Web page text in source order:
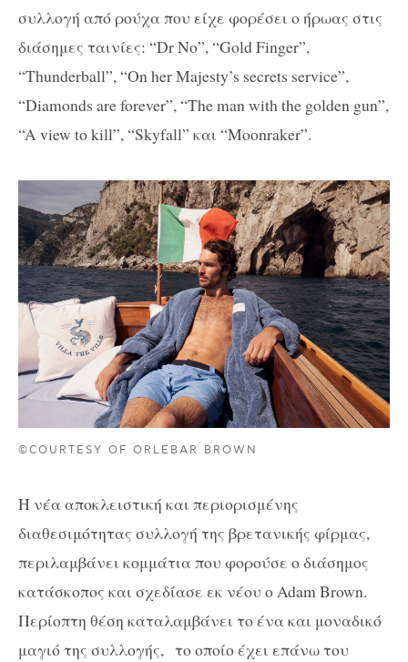
συλλογή από ρούχα που είχε φορέσει ο ήρωας στις
διάσημες ταινίες: “Dr No”, “Gold Finger”,
“Thunderball”, “On her Majesty’s secrets service”,
“Diamonds are forever”, “The man with the golden gun”,
“A view to kill”, “Skyfall” και “Moonraker”.
©COURTESY OF ORLEBAR BROWN
Η νέα αποκλειστική και περιορισμένης
διαθεσιμότητας συλλογή της βρετανικής φίρμας,
περιλαμβάνει κομμάτια που φορούσε ο διάσημος
κατάσκοπος και σχεδίασε εκ νέου ο Adam Brown.
Περίοπτη θέση καταλαμβάνει το ένα και μοναδικό
μαγιό της συλλογής, το οποίο έχει επάνω του